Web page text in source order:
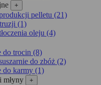
+
pelletu (21)
(1)
oleju (4)
do trocin (8)
do zbóż (2)
do karmy (1)
młyny
+